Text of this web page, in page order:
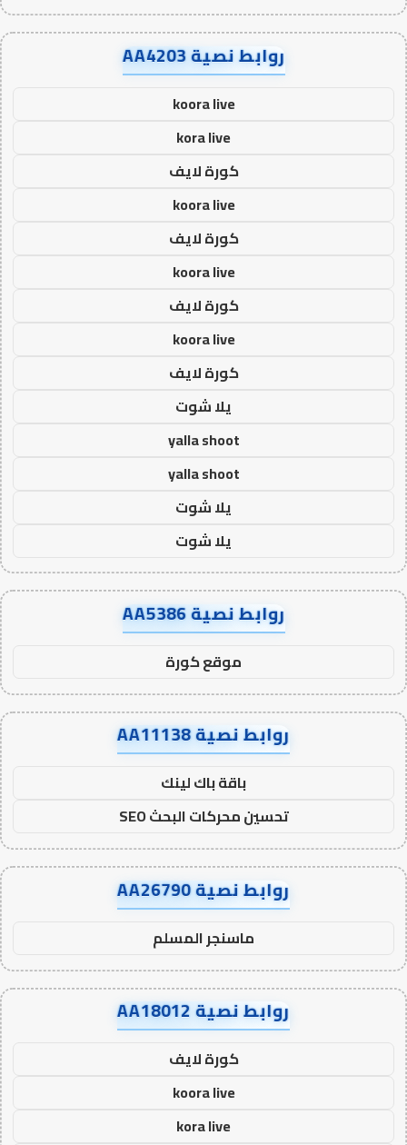
روابط نصية AA4203
koora live
kora live
كورة لايف
koora live
كورة لايف
koora live
كورة لايف
koora live
كورة لايف
يلا شوت
yalla shoot
yalla shoot
يلا شوت
يلا شوت
روابط نصية AA5386
موقع كورة
روابط نصية AA11138
باقة باك لينك
تحسين محركات البحث SEO
روابط نصية AA26790
ماسنجر المسلم
روابط نصية AA18012
كورة لايف
koora live
kora live